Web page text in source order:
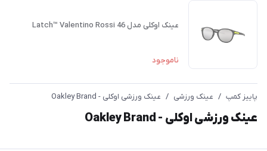
عینک اوکلی مدل Latch™ Valentino Rossi 46
ناموجود
پاییز کمپ / عینک ورزشی / عینک ورزشی اوکلی - Oakley Brand
عینک ورزشی اوکلی - Oakley Brand